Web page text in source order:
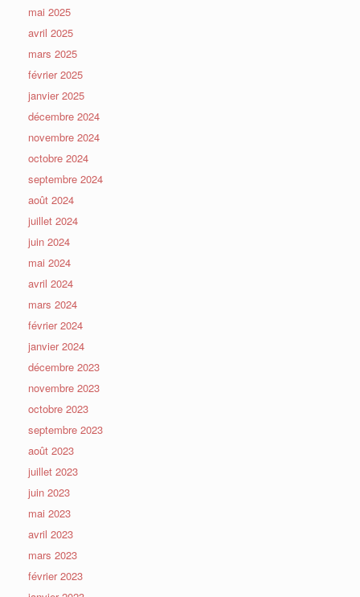
mai 2025
avril 2025
mars 2025
février 2025
janvier 2025
décembre 2024
novembre 2024
octobre 2024
septembre 2024
août 2024
juillet 2024
juin 2024
mai 2024
avril 2024
mars 2024
février 2024
janvier 2024
décembre 2023
novembre 2023
octobre 2023
septembre 2023
août 2023
juillet 2023
juin 2023
mai 2023
avril 2023
mars 2023
février 2023